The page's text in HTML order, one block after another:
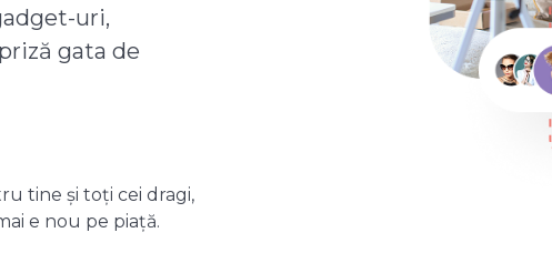
uri,
gata de
tine și toți cei dragi,
e nou pe piață.